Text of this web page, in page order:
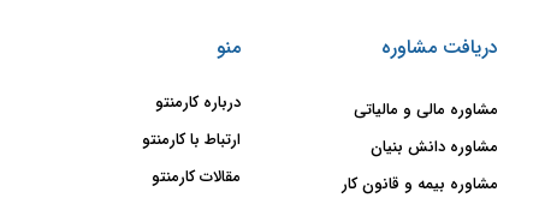
دریافت مشاوره
مشاوره مالی و مالیاتی
مشاوره دانش بنیان
مشاوره بیمه و قانون کار
منو
درباره کارمنتو
ارتباط با کارمنتو
مقالات کارمنتو